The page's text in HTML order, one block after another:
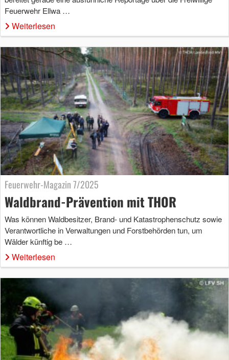
Feuerwehr Ellwa …
Weiterlesen
Feuerwehr-Magazin 7/2025
Waldbrand-Prävention mit THOR
Was können Waldbesitzer, Brand- und Katastrophenschutz sowie
Verantwortliche in Verwaltungen und Forstbehörden tun, um
Wälder künftig be …
Weiterlesen